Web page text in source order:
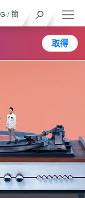
取得
/ 簡